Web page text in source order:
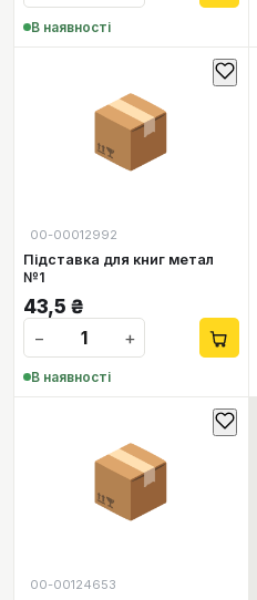
В наявності
📦
00-00012992
Підставка для книг метал
№1
43,5 ₴
−
+
В наявності
📦
00-00124653